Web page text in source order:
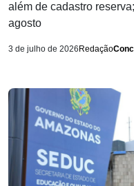
além de cadastro
agosto
3 de julho de 2026 Redação